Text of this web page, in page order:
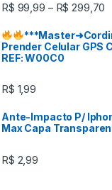
R$ 99,99 – R$ 299,70
***Master
Prender Celular GPS
REF: W00C0
R$ 1,99
Ante-Impacto P/
Max Capa
R$ 2,99